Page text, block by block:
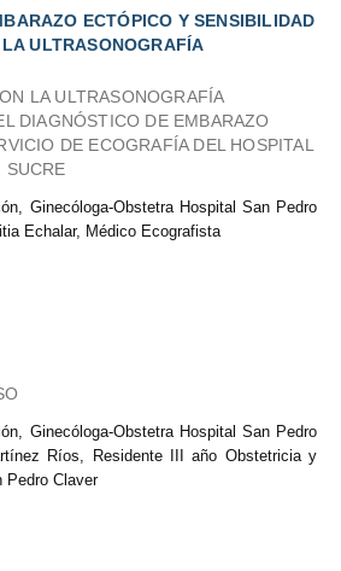
ECTÓPICO Y SENSIBILIDAD
ULTRASONOGRAFÍA
LA ULTRASONOGRAFÍA
DIAGNÓSTICO DE EMBARAZO
DE ECOGRAFÍA DEL HOSPITAL
SUCRE
Ginecóloga-Obstetra Hospital San Pedro
Echalar, Médico Ecografista
Ginecóloga-Obstetra Hospital San Pedro
Ríos, Residente III año Obstetricia y
Pedro Claver